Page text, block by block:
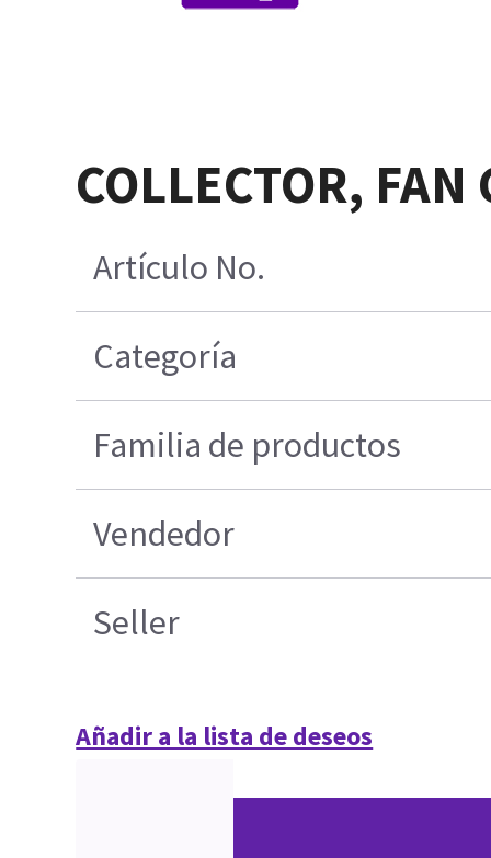
COLLECTOR, FAN
Artículo No.
Categoría
Familia de productos
Vendedor
Seller
Añadir a la lista de deseos